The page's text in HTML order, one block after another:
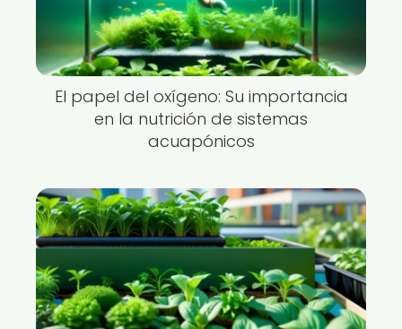
El papel del oxígeno: Su importancia
en la nutrición de sistemas
acuapónicos